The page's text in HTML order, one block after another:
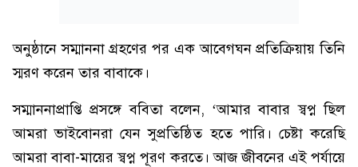
অনুষ্ঠানে সম্মাননা গ্রহণের পর এক আবেগঘন প্রতিক্রিয়ায় তিনি
স্মরণ করেন তার বাবাকে।
সম্মাননাপ্রাপ্তি প্রসঙ্গে ববিতা বলেন, ‘আমার বাবার স্বপ্ন ছিল
আমরা ভাইবোনরা যেন সুপ্রতিষ্ঠিত হতে পারি। চেষ্টা করেছি
আমরা বাবা-মায়ের স্বপ্ন পূরণ করতে। আজ জীবনের এই পর্যায়ে